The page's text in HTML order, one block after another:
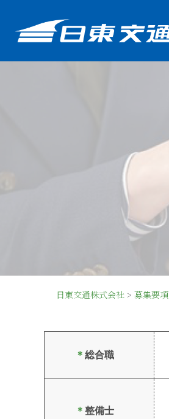
運転手
先輩社員の声
日東交通株式会社 > 募集要項
＊ 総合職
＊ 整備士